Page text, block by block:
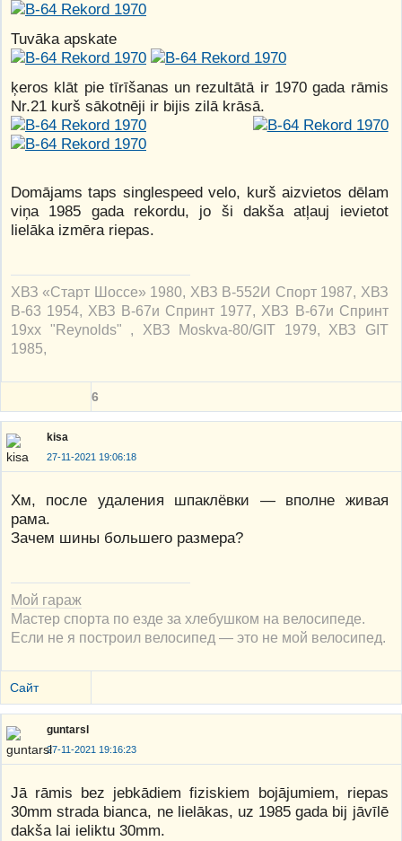
Tuvāka apskate
ķeros klāt pie tīrīšanas un rezultātā ir 1970 gada rāmis
Nr.21 kurš sākotnēji ir bijis zilā krāsā.
Domājams taps singlespeed velo, kurš aizvietos dēlam
viņa 1985 gada rekordu, jo ši dakša atļauj ievietot
lielāka izmēra riepas.
ХВЗ «Старт Шоссе» 1980, ХВЗ В-552И Спорт 1987, ХВЗ
В-63 1954, ХВЗ В-67и Спринт 1977, ХВЗ В-67и Спринт
19xx "Reynolds" , ХВЗ Moskva-80/GIT 1979, ХВЗ GIT
1985,
6
kisa
27-11-2021 19:06:18
Хм, после удаления шпаклёвки — вполне живая
рама.
Зачем шины большего размера?
Мой гараж
Мастер спорта по езде за хлебушком на велосипеде.
Если не я построил велосипед — это не мой велосипед.
Сайт
guntarsl
27-11-2021 19:16:23
Jā rāmis bez jebkādiem fiziskiem bojājumiem, riepas
30mm strada bianca, ne lielākas, uz 1985 gada bij jāvīlē
dakša lai ieliktu 30mm.